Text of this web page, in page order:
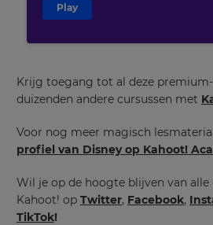
Play
Krijg toegang tot al deze
duizenden andere cursussen met
Voor nog meer magisch
profiel van Disney op Kahoot!
Wil je op de hoogte blijven van alle
Kahoot! op Twitter, Facebook,
TikTok!